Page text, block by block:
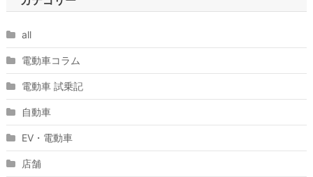
all
電動車コラム
電動車 試乗記
自動車
EV・電動車
店舗